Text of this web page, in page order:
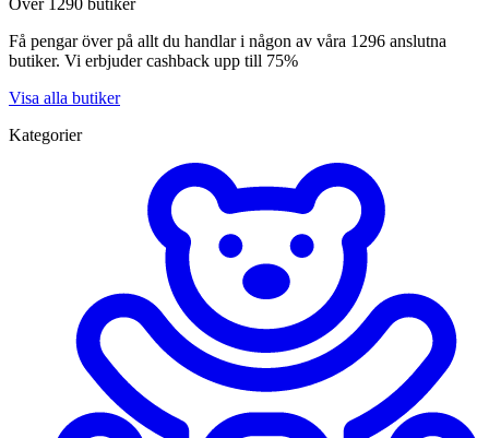
Över 1290 butiker
Få pengar över på allt du handlar i någon av våra 1296 anslutna
butiker. Vi erbjuder cashback upp till 75%
Visa alla butiker
Kategorier